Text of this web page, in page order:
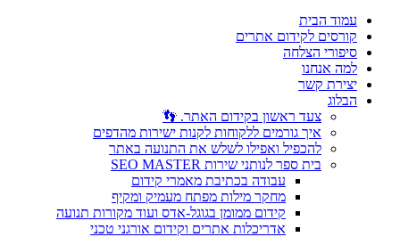
עמוד הבית
קורסים לקידום אתרים
סיפורי הצלחה
למה אנחנו
יצירת קשר
הבלוג
צעד ראשון בקידום האתר. 👣
איך גורמים ללקוחות לקנות ישירות מהדפים
להכפיל ואפילו לשלש את התנועה באתר
בית ספר לנותני שירות SEO MASTER
עבודה בכתיבת מאמרי קידום
מחקר מילות מפתח מעמיק ומקיף
קידום ממומן בגוגל-אדס ועוד מקורות תנועה
אדריכלות אתרים וקידום אורגני טכני